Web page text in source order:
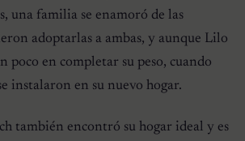
una familia se enamoró de las
adoptarlas a ambas, y aunque Lilo
poco en completar su peso, cuando
instalaron en su nuevo hogar.
también encontró su hogar ideal y es